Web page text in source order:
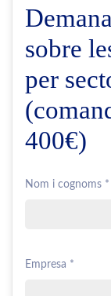
sobre
per
400€)
Nom i cognoms *
Empresa *